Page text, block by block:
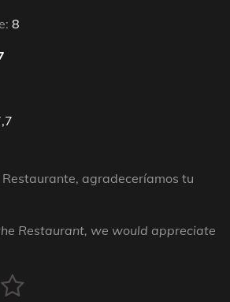
8
agradeceríamos tu
Restaurant, we would appreciate
5
E